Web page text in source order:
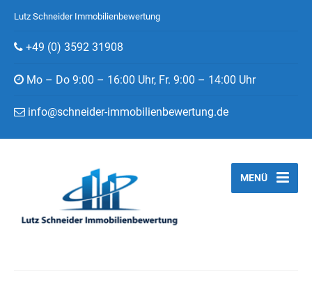
Lutz Schneider Immobilienbewertung
+49 (0) 3592 31908
Mo – Do 9:00 – 16:00 Uhr, Fr. 9:00 – 14:00 Uhr
info@schneider-immobilienbewertung.de
MENÜ